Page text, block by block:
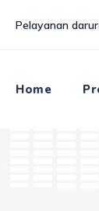
Pelayanan
Home